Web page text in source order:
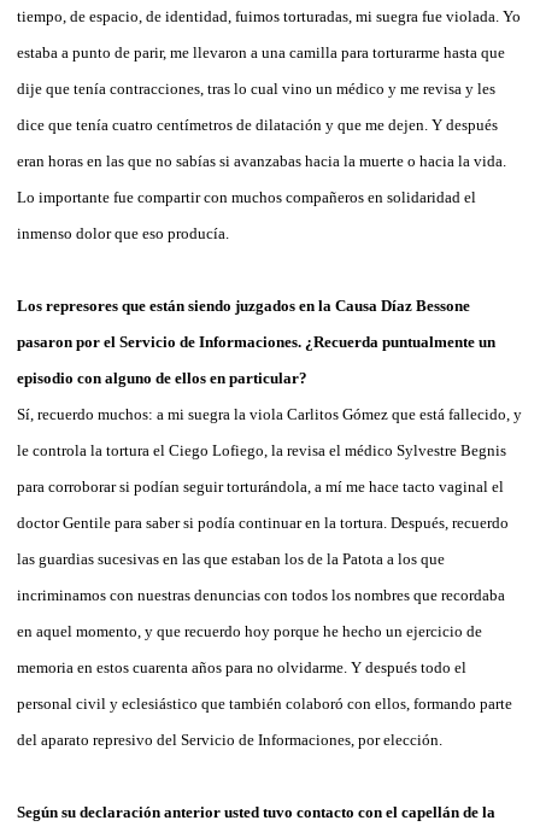
tiempo, de espacio, de identidad, fuimos torturadas, mi suegra fue violada. Yo
estaba a punto de parir, me llevaron a una camilla para torturarme hasta que
dije que tenía contracciones, tras lo cual vino un médico y me revisa y les
dice que tenía cuatro centímetros de dilatación y que me dejen. Y después
eran horas en las que no sabías si avanzabas hacia la muerte o hacia la vida.
Lo importante fue compartir con muchos compañeros en solidaridad el
inmenso dolor que eso producía.
Los represores que están siendo juzgados en la Causa Díaz Bessone
pasaron por el Servicio de Informaciones. ¿Recuerda puntualmente un
episodio con alguno de ellos en particular?
Sí, recuerdo muchos: a mi suegra la viola Carlitos Gómez que está fallecido, y
le controla la tortura el Ciego Lofiego, la revisa el médico Sylvestre Begnis
para corroborar si podían seguir torturándola, a mí me hace tacto vaginal el
doctor Gentile para saber si podía continuar en la tortura. Después, recuerdo
las guardias sucesivas en las que estaban los de la Patota a los que
incriminamos con nuestras denuncias con todos los nombres que recordaba
en aquel momento, y que recuerdo hoy porque he hecho un ejercicio de
memoria en estos cuarenta años para no olvidarme. Y después todo el
personal civil y eclesiástico que también colaboró con ellos, formando parte
del aparato represivo del Servicio de Informaciones, por elección.
Según su declaración anterior usted tuvo contacto con el capellán de la